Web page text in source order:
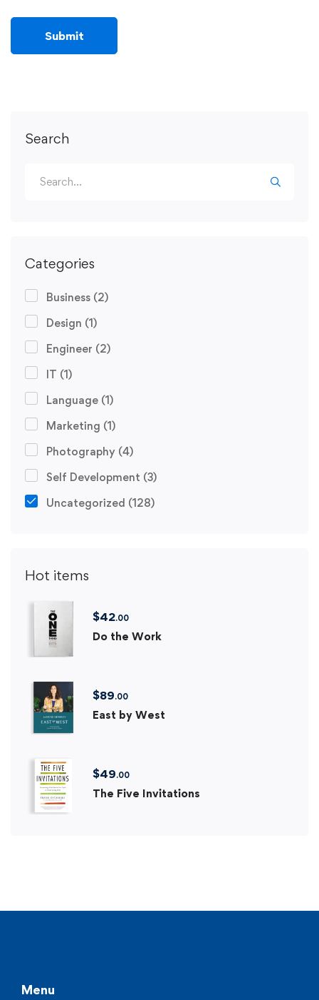
Search
Categories
Business (2)
Design (1)
Engineer (2)
IT (1)
Language (1)
Marketing (1)
Photography (4)
Self Development (3)
Uncategorized (128)
Hot items
$42.00
Do the Work
$89.00
East by West
$49.00
The Five Invitations
Menu